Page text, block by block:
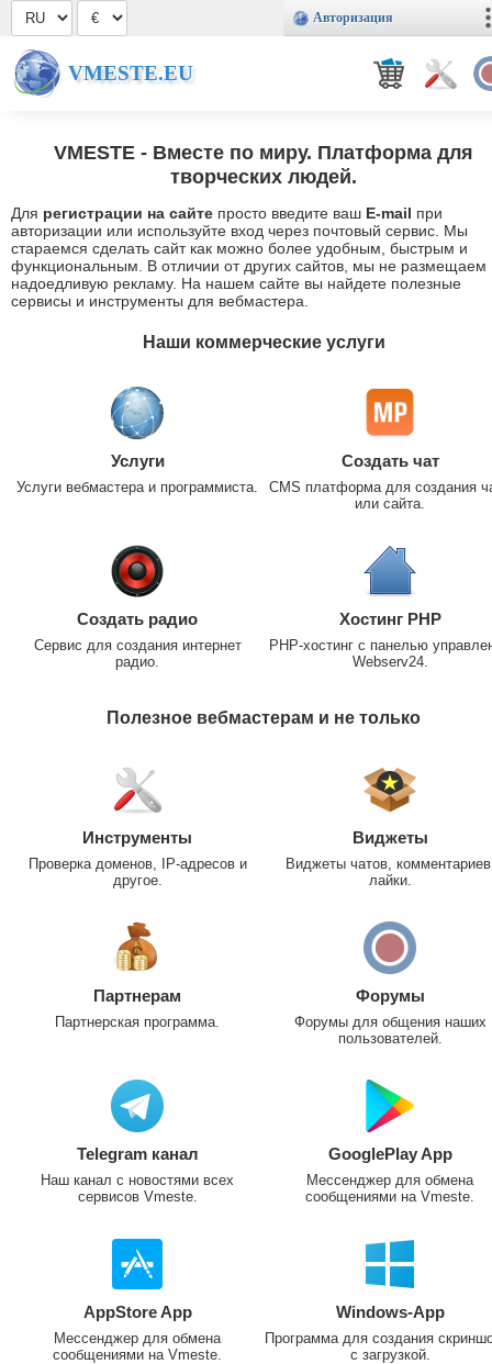
Авторизация
VMESTE.EU
VMESTE - Вместе по миру. Платформа для
творческих людей.
Для регистрации на сайте просто введите ваш E-mail при
авторизации или используйте вход через почтовый сервис. Мы
стараемся сделать сайт как можно более удобным, быстрым и
функциональным. В отличии от других сайтов, мы не размещаем
надоедливую рекламу. На нашем сайте вы найдете полезные
сервисы и инструменты для вебмастера.
Наши коммерческие услуги
Услуги
Услуги вебмастера и программиста.
Создать чат
CMS платформа для создания
или сайта.
Создать радио
Сервис для создания интернет
радио.
Хостинг PHP
PHP-хостинг с панелью
Webserv24.
Полезное вебмастерам и не только
Инструменты
Проверка доменов, IP-адресов и
другое.
Виджеты
Виджеты чатов,
лайки.
Партнерам
Партнерская программа.
Форумы
Форумы для общения наших
пользователей.
Telegram канал
Наш канал с новостями всех
сервисов Vmeste.
GooglePlay App
Мессенджер для обмена
сообщениями на Vmeste.
AppStore App
Мессенджер для обмена
сообщениями на Vmeste.
Windows-App
Программа для создания
с загрузкой.